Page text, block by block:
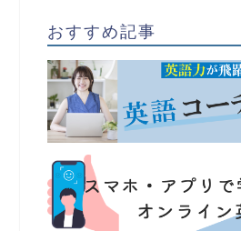
おすすめ記事